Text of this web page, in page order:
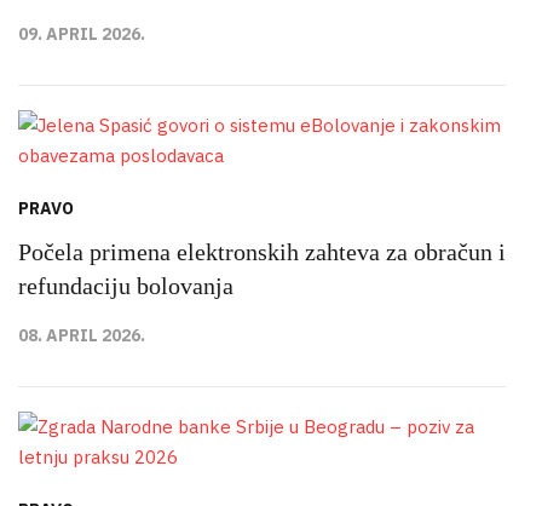
09. APRIL 2026.
PRAVO
Počela primena elektronskih zahteva za obračun i
refundaciju bolovanja
08. APRIL 2026.